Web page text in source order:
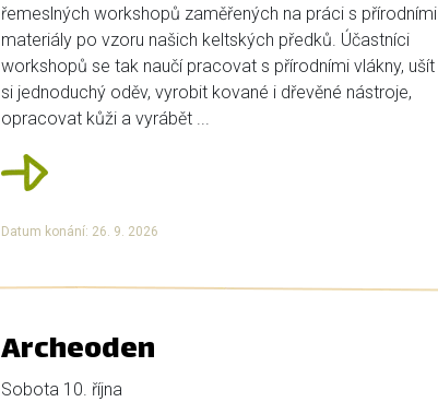
řemeslných workshopů zaměřených na práci s přírodními
materiály po vzoru našich keltských předků. Účastníci
workshopů se tak naučí pracovat s přírodními vlákny, ušít
si jednoduchý oděv, vyrobit kované i dřevěné nástroje,
opracovat kůži a vyrábět ...
Datum konání: 26. 9. 2026
Archeoden
Sobota 10. října